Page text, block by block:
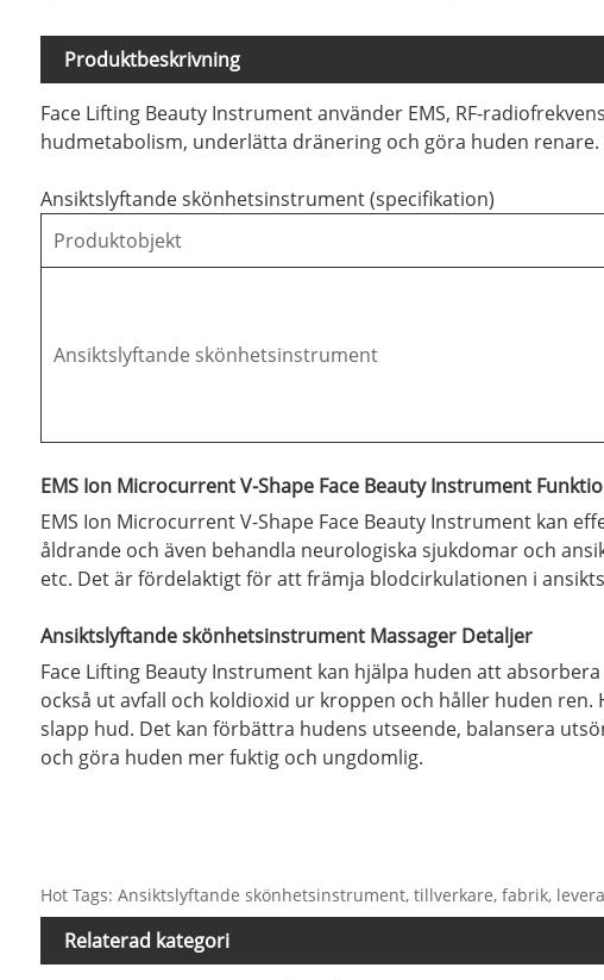
Produktbeskrivning
Face Lifting Beauty Instrument använder EMS, RF-
hudmetabolism, underlätta dränering och göra huden
Ansiktslyftande skönhetsinstrument (specifikation)
Produktobjekt
Ansiktslyftande skönhetsinstrument
EMS Ion Microcurrent V-Shape Face Beauty Instrument
EMS Ion Microcurrent V-Shape Face Beauty Instrument kan
åldrande och även behandla neurologiska sjukdomar och
etc. Det är fördelaktigt för att främja blodcirkulationen i
Ansiktslyftande skönhetsinstrument Massager Detaljer
Face Lifting Beauty Instrument kan hjälpa huden att
också ut avfall och koldioxid ur kroppen och håller huden
slapp hud. Det kan förbättra hudens utseende, balansera
och göra huden mer fuktig och ungdomlig.
Hot Tags: Ansiktslyftande skönhetsinstrument, tillverkare, fabrik,
Relaterad kategori